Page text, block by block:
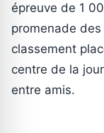
épreuve de 1
promenade des
classement
centre de la
entre amis.